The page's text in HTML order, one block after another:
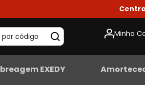
por código Minha
EXEDY